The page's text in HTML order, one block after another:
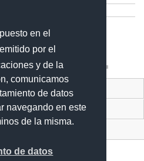
en el
por el
y de la
comunicamos
de datos
navegando en este
de la misma.
de datos
Digital
Ciudadanos
de Información (SNI)